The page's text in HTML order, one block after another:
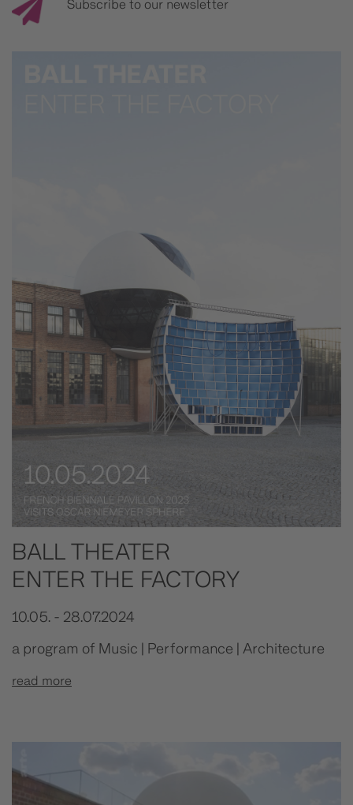
Subscribe to our newsletter
BALL THEATER
ENTER THE FACTORY
10.05. - 28.07.2024
a program of Music | Performance | Architecture
read more